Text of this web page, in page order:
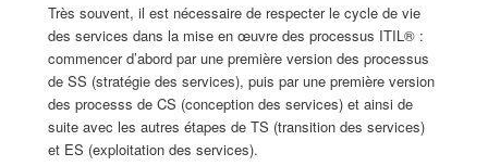
Très souvent, il est nécessaire de respecter le cycle de vie
des services dans la mise en œuvre des processus ITIL® :
commencer d’abord par une première version des processus
de SS (stratégie des services), puis par une première version
des processs de CS (conception des services) et ainsi de
suite avec les autres étapes de TS (transition des services)
et ES (exploitation des services).